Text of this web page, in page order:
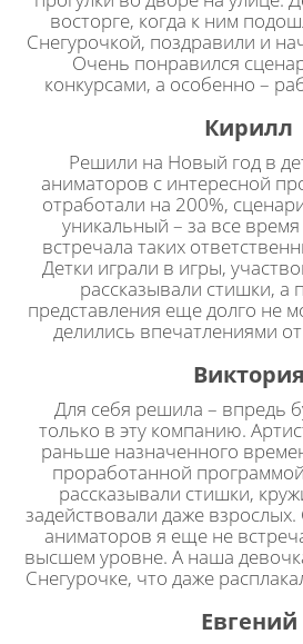
восторге, когда к ним
Снегурочкой, поздравили и
Очень понравился
конкурсами, а особенно –
Кирилл
Решили на Новый год в
аниматоров с интересной
отработали на 200%,
уникальный – за все
встречала таких
Детки играли в игры,
рассказывали стишки, а
представления еще долго не
делились впечатлениями
Виктория
Для себя решила – впредь
только в эту компанию.
раньше назначенного
проработанной
рассказывали стишки,
задействовали даже
аниматоров я еще не
высшем уровне. А наша
Снегурочке, что даже
Евгений